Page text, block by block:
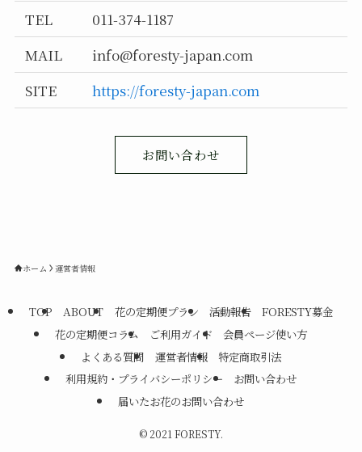
TEL
011-374-1187
MAIL
info@foresty-japan.com
SITE
https://foresty-japan.com
お問い合わせ
ホーム 運営者情報
TOP ABOUT 花の定期便プラン 活動報告
FORESTY募金
花の定期便コラム
ご利用ガイド
会員ページ使い方
よくある質問
運営者情報
特定商取引法
利用規約・プライバシーポリシー
お問い合わせ
届いたお花のお問い合わせ
© 2021 FORESTY.